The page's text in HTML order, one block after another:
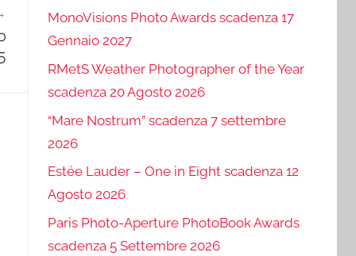
MonoVisions Photo Awards scadenza 17
Gennaio 2027
RMetS Weather Photographer of the Year
scadenza 20 Agosto 2026
“Mare Nostrum” scadenza 7 settembre
2026
Estée Lauder – One in Eight scadenza 12
Agosto 2026
Paris Photo-Aperture PhotoBook Awards
scadenza 5 Settembre 2026